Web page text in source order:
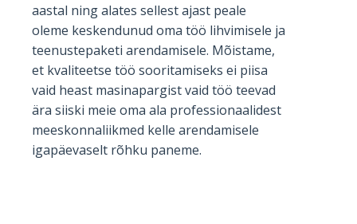
aastal ning alates sellest ajast peale
oleme keskendunud oma töö lihvimisele ja
teenustepaketi arendamisele. Mõistame,
et kvaliteetse töö sooritamiseks ei piisa
vaid heast masinapargist vaid töö teevad
ära siiski meie oma ala professionaalidest
meeskonnaliikmed kelle arendamisele
igapäevaselt rõhku paneme.